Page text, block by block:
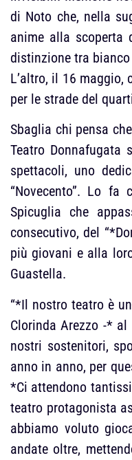
di Noto che, nella
anime alla
distinzione tra
L’altro, il 16 maggio,
per le strade del
Sbaglia chi pensa
Teatro
spettacoli, uno
“Novecento”. Lo
Spicuglia che
consecutivo, del
più giovani e alla
Guastella.
“*Il nostro teatro è
Clorinda Arezzo -*
nostri sostenitori,
anno in anno, per
*Ci attendono
teatro protagonista
abbiamo voluto
andate oltre,